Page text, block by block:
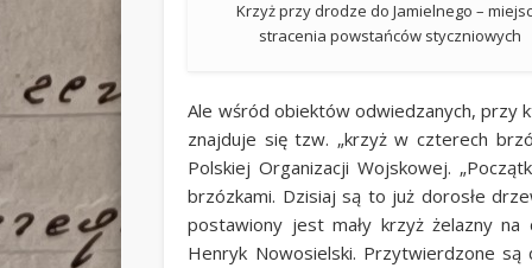
Krzyż przy drodze do Jamielnego –
stracenia powstańców styczniowych
Ale wśród obiektów odwiedzanych, przy
znajduje się tzw. „krzyż w czterech
Polskiej Organizacji Wojskowej.
brzózkami. Dzisiaj są to już dorosłe
postawiony jest mały krzyż żelazny na
Henryk Nowosielski. Przytwierdzone